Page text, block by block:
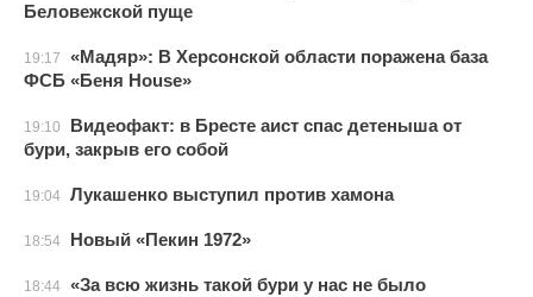
Беловежской пуще
19:17
«Мадяр»: В Херсонской области поражена база
ФСБ «Беня House»
19:10
Видеофакт: в Бресте аист спас детеныша от
бури, закрыв его собой
19:04 Лукашенко выступил против хамона
18:54 Новый «Пекин 1972»
18:44 «За всю жизнь такой бури у нас не было